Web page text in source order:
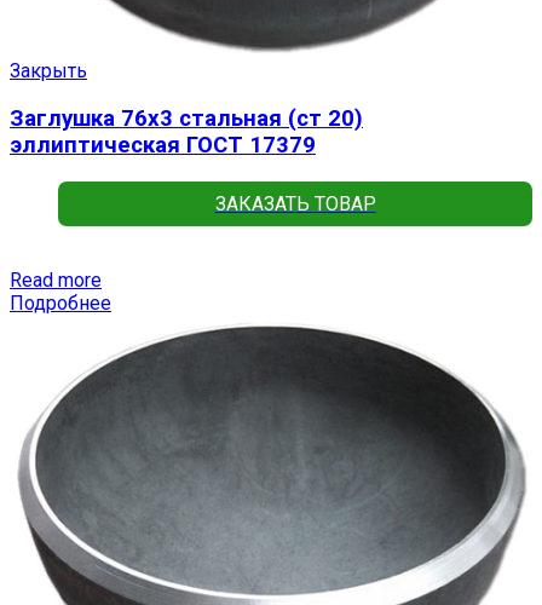
Закрыть
Заглушка 76х3 стальная (ст 20)
эллиптическая ГОСТ 17379
ЗАКАЗАТЬ ТОВАР
Read more
Подробнее